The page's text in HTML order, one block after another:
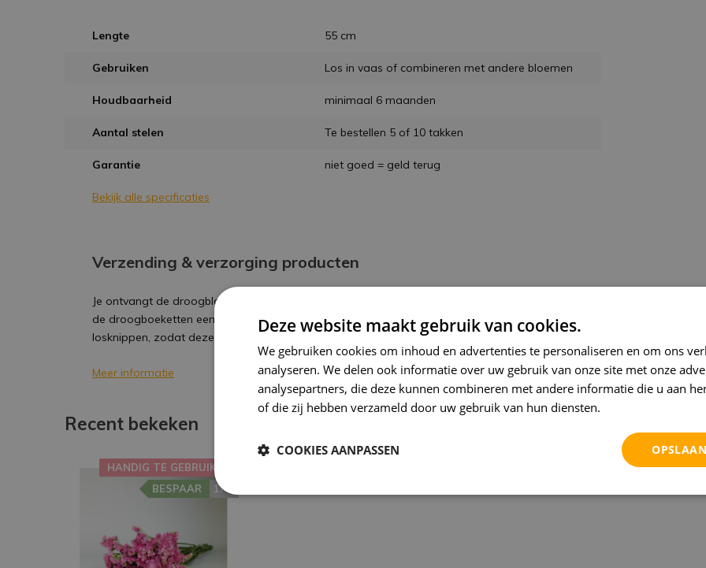
Lengte 55 cm
Gebruiken Los in vaas of combineren met andere bloemen
Houdbaarheid minimaal 6 maanden
Aantal stelen Te bestellen 5 of 10 takken
Garantie niet goed = geld terug
Bekijk alle specificaties
Verzending & verzorging producten
Je ontvangt de droogbloemen in perfecte staat en kant-en-klaar (zoals op de foto). Je kunt
de droogboeketten eenvoudig in een vaas plaatsen en het touwtje van het boeket
losknippen, zodat deze mooi in de vaas valt.
Meer informatie
Recent bekeken
HANDIG TE GEBRUIKEN
17%
BESPAAR
Deze website maakt gebruik van cookies.
We gebruiken cookies om inhoud en advertenties te personaliseren en om ons
analyseren. We delen ook informatie over uw gebruik van onze site met onze
analysepartners, die deze kunnen combineren met andere informatie die u aan
of die zij hebben verzameld door uw gebruik van hun diensten.
COOKIES AANPASSEN